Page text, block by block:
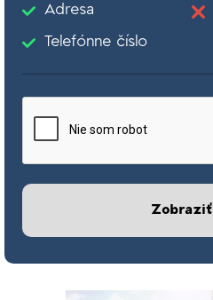
Adresa
Telefónne číslo
Zobraziť